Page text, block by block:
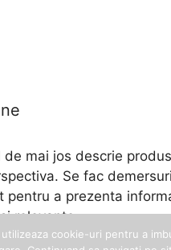
de mai jos descrie
Se fac
pentru a prezenta
relevante.
cookie-uri pentru a